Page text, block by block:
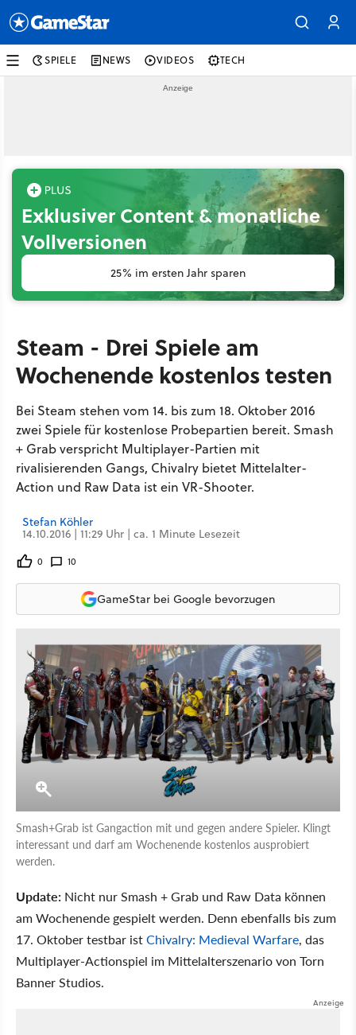
SPIELE NEWS VIDEOS TECH
Exklusiver Content & monatliche
Vollversionen
25% im ersten Jahr sparen
Steam - Drei Spiele am
Wochenende kostenlos testen
Bei Steam stehen vom 14. bis zum 18. Oktober 2016
zwei Spiele für kostenlose Probepartien bereit. Smash
+ Grab verspricht Multiplayer-Partien mit
rivalisierenden Gangs, Chivalry bietet Mittelalter-
Action und Raw Data ist ein VR-Shooter.
Stefan Köhler
14.10.2016 | 11:29 Uhr | ca. 1 Minute Lesezeit
0 10
GameStar bei Google bevorzugen
Smash+Grab ist Gangaction mit und gegen andere Spieler. Klingt
interessant und darf am Wochenende kostenlos ausprobiert
werden.
Update: Nicht nur Smash + Grab und Raw Data können
am Wochenende gespielt werden. Denn ebenfalls bis zum
17. Oktober testbar istChivalry: Medieval Warfare, das
Multiplayer-Actionspiel im Mittelalterszenario von Torn
Banner Studios.